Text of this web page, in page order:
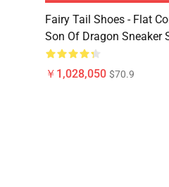
Fairy Tail Shoes - Flat
Son Of Dragon Sneaker
￥1,028,050 $70.9